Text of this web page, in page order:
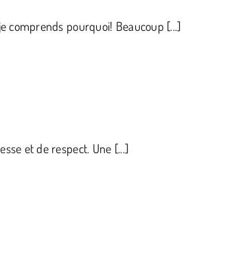
comprends pourquoi! Beaucoup [...]
et de respect. Une [...]